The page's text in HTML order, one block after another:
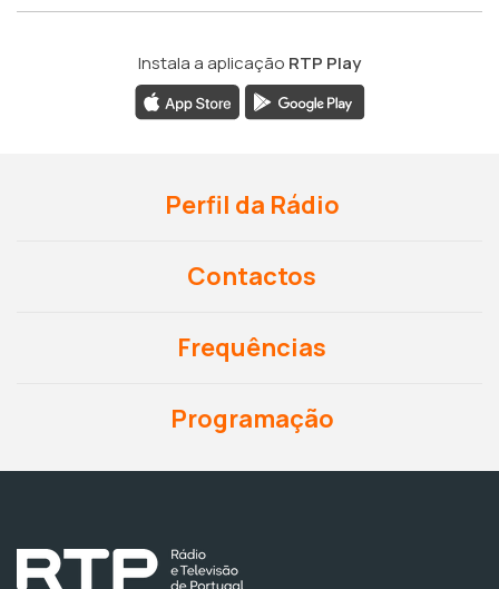
Instala a aplicação RTP Play
Perfil da Rádio
Contactos
Frequências
Programação